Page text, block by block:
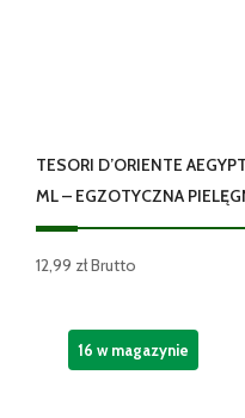
TESORI D’ORIENTE
ML – EGZOTYCZNA
12,99 złBrutto
16 w magazynie